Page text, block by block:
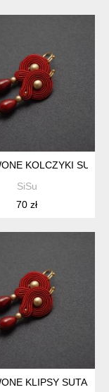
KOLCZYKI
SiSu
70 zł
KLIPSY SUTASZ